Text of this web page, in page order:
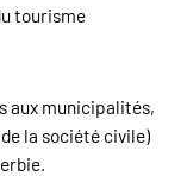
tourisme
aux municipalités,
la société civile)